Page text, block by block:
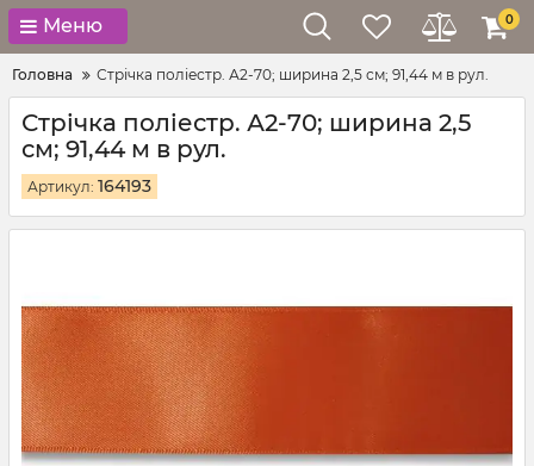
Меню 0
Головна Стрічка поліестр. А2-70; ширина 2,5 см; 91,44 м в рул.
Стрічка поліестр. А2-70; ширина 2,5
см; 91,44 м в рул.
Артикул: 164193